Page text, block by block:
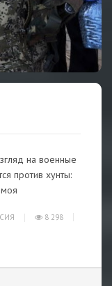
на военные
против хунты:
8 298